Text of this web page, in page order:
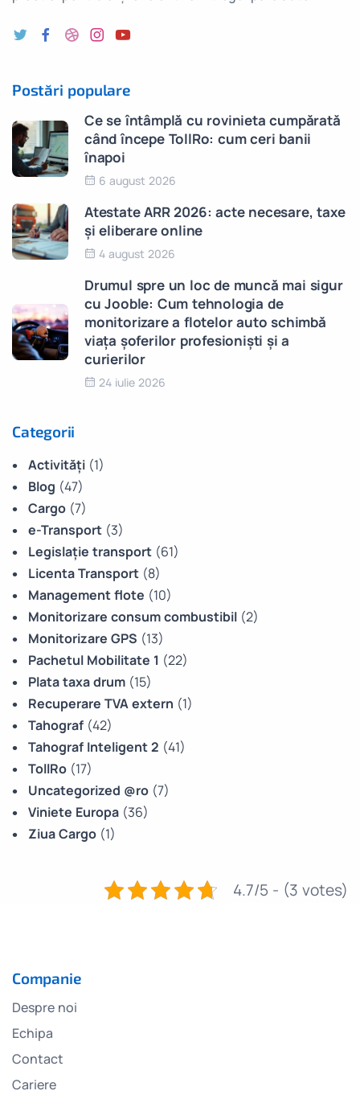
Postări populare
Ce se întâmplă cu rovinieta cumpărată
când începe TollRo: cum ceri banii
înapoi
6 august 2026
Atestate ARR 2026: acte necesare, taxe
și eliberare online
4 august 2026
Drumul spre un loc de muncă mai sigur
cu Jooble: Cum tehnologia de
monitorizare a flotelor auto schimbă
viața șoferilor profesioniști și a
curierilor
24 iulie 2026
Categorii
Activități (1)
Blog (47)
Cargo (7)
e-Transport (3)
Legislație transport (61)
Licenta Transport (8)
Management flote (10)
Monitorizare consum combustibil (2)
Monitorizare GPS (13)
Pachetul Mobilitate 1 (22)
Plata taxa drum (15)
Recuperare TVA extern (1)
Tahograf (42)
Tahograf Inteligent 2 (41)
TollRo (17)
Uncategorized @ro (7)
Viniete Europa (36)
Ziua Cargo (1)
4.7/5 - (3 votes)
Companie
Despre noi
Echipa
Contact
Cariere